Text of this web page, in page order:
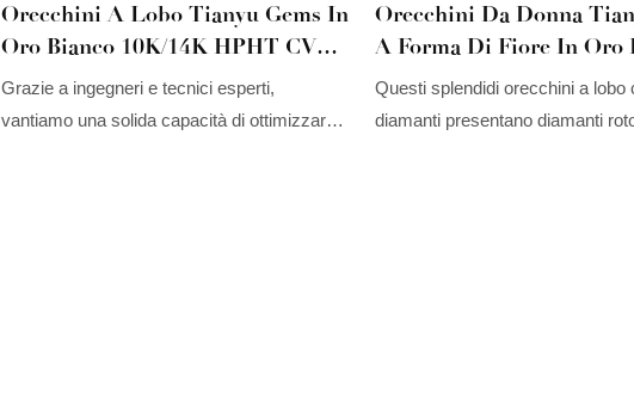
Orecchini A Lobo Tianyu Gems In
Oro Bianco 10K/14K HPHT CVD
Con Diamante Sintetico EFGH
VS SI Da 1 Carato E Lavorazione
Grazie a ingegneri e tecnici esperti,
vantiamo una solida capacità di ottimizzare
Orecchini Da Donna
A Forma Di Fiore In Oro
Con Diamanti Creati In
Laboratorio. Gioielli Con
Questi splendidi orecchini a lobo
diamanti presentano diamanti